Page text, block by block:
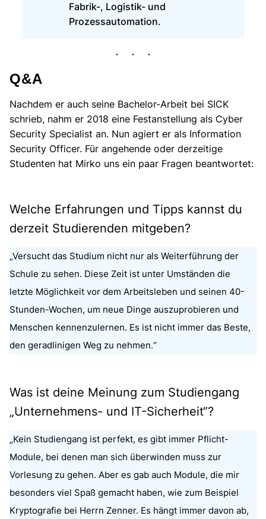
Fabrik-, Logistik- und
Prozessautomation.
Q&A
Nachdem er auch seine Bachelor-Arbeit bei SICK
schrieb, nahm er 2018 eine Festanstellung als Cyber
Security Specialist an. Nun agiert er als Information
Security Officer. Für angehende oder derzeitige
Studenten hat Mirko uns ein paar Fragen beantwortet:
Welche Erfahrungen und Tipps kannst du
derzeit Studierenden mitgeben?
„Versucht das Studium nicht nur als Weiterführung der
Schule zu sehen. Diese Zeit ist unter Umständen die
letzte Möglichkeit vor dem Arbeitsleben und seinen 40-
Stunden-Wochen, um neue Dinge auszuprobieren und
Menschen kennenzulernen. Es ist nicht immer das Beste,
den geradlinigen Weg zu nehmen.“
Was ist deine Meinung zum Studiengang
„Unternehmens- und IT-Sicherheit“?
„Kein Studiengang ist perfekt, es gibt immer Pflicht-
Module, bei denen man sich überwinden muss zur
Vorlesung zu gehen. Aber es gab auch Module, die mir
besonders viel Spaß gemacht haben, wie zum Beispiel
Kryptografie bei Herrn Zenner. Es hängt immer davon ab,